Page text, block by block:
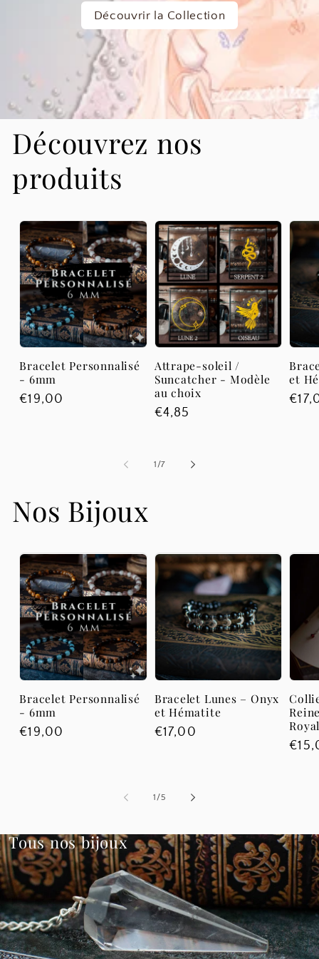
Découvrir la Collection
Découvrez nos
produits
Bracelet Personnalisé
- 6mm
Prix
€19,00
Attrape-soleil /
Suncatcher - Modèle
au choix
Prix
€4,85
et
Prix
1/de
7
Nos Bijoux
Bracelet Personnalisé
- 6mm
Prix
€19,00
Bracelet Lunes – Onyx
et Hématite
Prix
€17,00
Prix
1 /de
5
Tous nos bijoux